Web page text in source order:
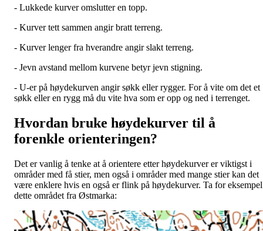
- Lukkede kurver omslutter en topp.
- Kurver tett sammen angir bratt terreng.
- Kurver lenger fra hverandre angir slakt terreng.
- Jevn avstand mellom kurvene betyr jevn stigning.
- U-er på høydekurven angir søkk eller rygger. For å vite om det et
søkk eller en rygg må du vite hva som er opp og ned i terrenget.
Hvordan bruke høydekurver til å
forenkle orienteringen?
Det er vanlig å tenke at å orientere etter høydekurver er viktigst i
områder med få stier, men også i områder med mange stier kan det
være enklere hvis en også er flink på høydekurver. Ta for eksempel
dette området fra Østmarka: